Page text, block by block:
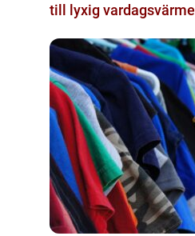
till lyxig vardagsvärme